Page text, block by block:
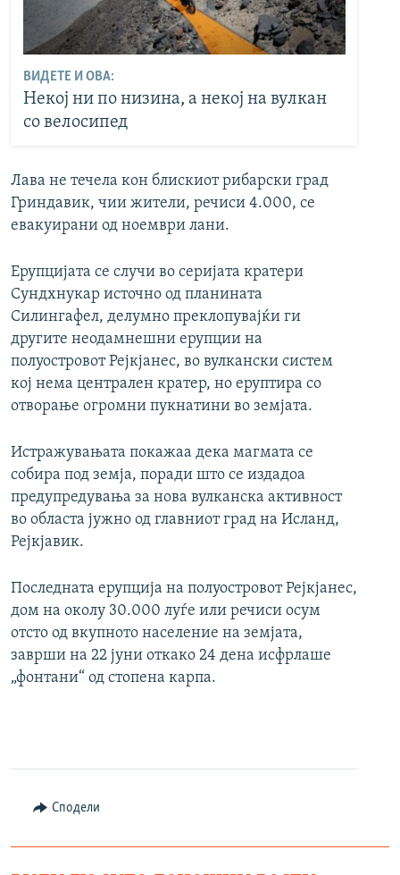
ВИДЕТЕ И ОВА:
Некој ни по низина, а некој на вулкан
со велосипед
Лава не течела кон блискиот рибарски град
Гриндавик, чии жители, речиси 4.000, се
евакуирани од ноември лани.
Ерупцијата се случи во серијата кратери
Сундхнукар источно од планината
Силингафел, делумно преклопувајќи ги
другите неодамнешни ерупции на
полуостровот Рејкјанес, во вулкански систем
кој нема централен кратер, но еруптира со
отворање огромни пукнатини во земјата.
Истражувањата покажаа дека магмата се
собира под земја, поради што се издадоа
предупредувања за нова вулканска активност
во областа јужно од главниот град на Исланд,
Рејкјавик.
Последната ерупција на полуостровот Рејкјанес,
дом на околу 30.000 луѓе или речиси осум
отсто од вкупното население на земјата,
заврши на 22 јуни откако 24 дена исфрлаше
„фонтани“ од стопена карпа.
Сподели